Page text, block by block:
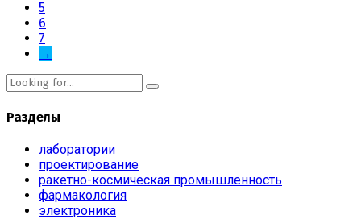
5
6
7
→
Разделы
лаборатории
проектирование
ракетно-космическая промышленность
фармакология
электроника